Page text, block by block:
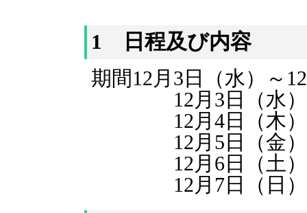
1 日程及び内容
期間12月3日（水）～
12月3日（水）
12月4日（木）
12月5日（金）
12月6日（土）
12月7日（日）